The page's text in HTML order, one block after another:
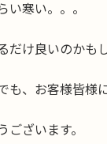
い寒い。。。
だけ良いのかも
も、お客様皆様
ございます。